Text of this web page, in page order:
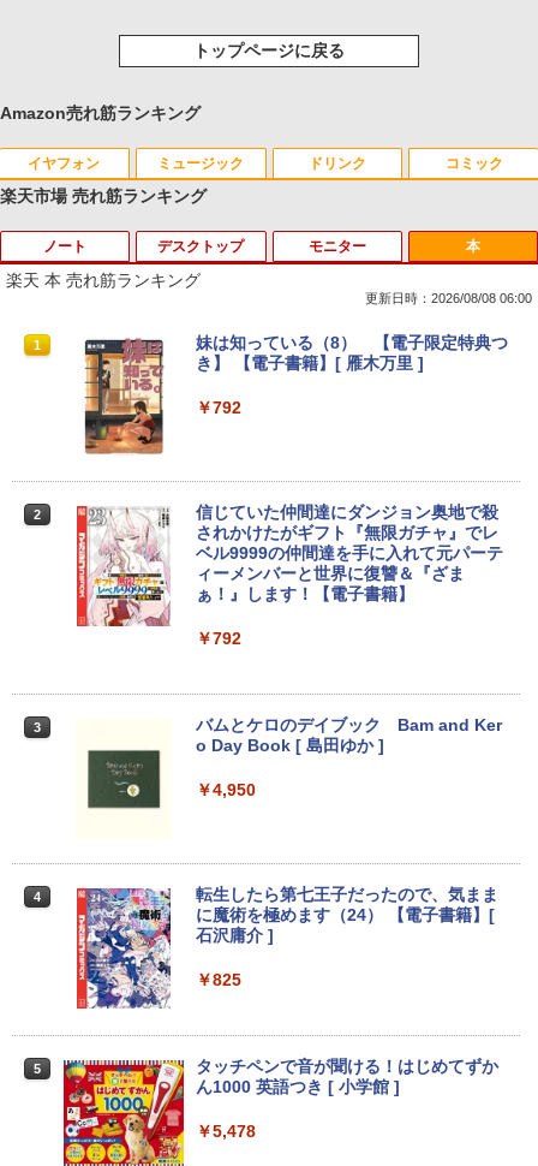
トップページに戻る
Amazon売れ筋ランキング
イヤフォン
Anker Soundcore P40i オフホワイト
￥7,990
Anker Soundcore P31i ブラック
Anker Soundcore Liberty 5 ミッドナイトブ
ラック
レスイヤホン bluetooth イヤホン V12 小型
軽量 ブルートゥースHi-Fi 最大36時間再生 ぶ
セリング 自動ペアリング Type-C充電 マイク
Xiaomi シャオミ REDMI Buds 8 Lite ワイヤ
リング ANC 36時間再生
ミュージック
BRUCE WAYNE feat. Flo Milli, ATL Jacob
[Explicit]
BRUCE WAYNE feat. Flo Milli, ATL Jacob
On My Road (Stadium ver.)
￥250
￥250
￥250
ドリンク
【Amazon.co.jp限定】 い・ろ・は・す 2L P
ET ラベルレス ×8本
by Amazon 天然水 ラベルレス 500ml ×24本
￥1,380
by Amazon 天然水ラベルレス 2L×9本
by Amazon 炭酸水 ラベルレス 500ml ×24本
強炭酸水 ペットボトル 500ミリリットル (Sm
ベルレス 650mlPET×24本
￥2,009
コミック
薬屋のひとりごと 17巻 (デジタル版ビッグガ
ンガンコミックス)
異世界居酒屋「のぶ」(22) (角川コミックス・
ONE PIECE モノクロ版 115 (ジャンプコミッ
クスDIGITAL)
コミックスDIGITAL)
￥810
楽天市場 売れ筋ランキング
ノート デスクトップ モニター 本
楽天 本 売れ筋ランキング
更新日時：2026/08/08 06:00
1
妹は知っている（8） 【電子限定特典つ
き】 【電子書籍】[ 雁木万里 ]
￥792
2
信じていた仲間達にダンジョン奥地で殺
されかけたがギフト『無限ガチャ』でレ
ベル9999の仲間達を手に入れて元パーテ
ィーメンバーと世界に復讐＆『ざま
ぁ！』します！【電子書籍】
￥792
3
バムとケロのデイブック Bam and Ker
o Day Book [ 島田ゆか ]
￥4,950
4
転生したら第七王子だったので、気まま
に魔術を極めます（24） 【電子書籍】[
石沢庸介 ]
￥825
5
タッチペンで音が聞ける！はじめてずか
ん1000 英語つき [ 小学館 ]
￥5,478